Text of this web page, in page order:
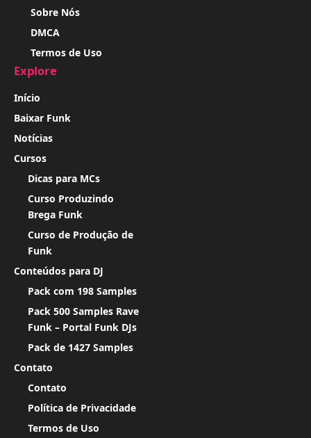
Sobre Nós
DMCA
Termos de Uso
Explore
Início
Baixar Funk
Notícias
Cursos
Dicas para MCs
Curso Produzindo
Brega Funk
Curso de Produção de
Funk
Conteúdos para DJ
Pack com 198 Samples
Pack 500 Samples Rave
Funk – Portal Funk DJs
Pack de 1427 Samples
Contato
Contato
Política de Privacidade
Termos de Uso